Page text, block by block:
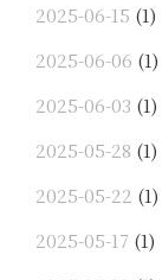
2025-06-15 (1)
2025-06-06 (1)
2025-06-03 (1)
2025-05-28 (1)
2025-05-22 (1)
2025-05-17 (1)